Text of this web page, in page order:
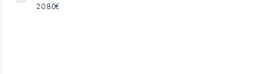
20.80€